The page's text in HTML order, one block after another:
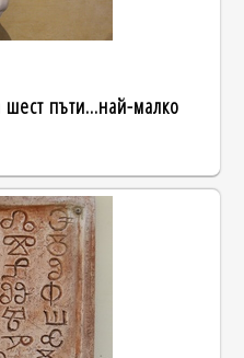
шест пъти...най-малко